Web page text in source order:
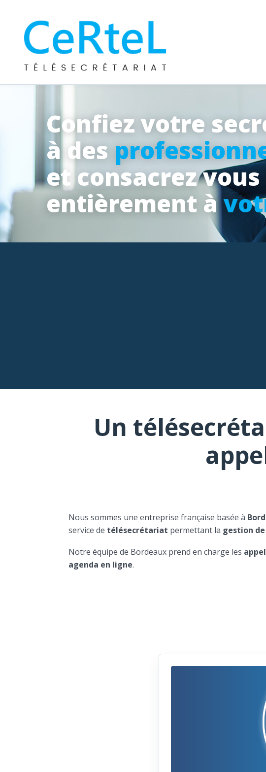
Confiez votre
à des
et consacrez vous
entièrement à
Un
Nous sommes une entreprise française basée à
service de télésecrétariat permettant la gestion
Notre équipe de Bordeaux prend en charge les
agenda en ligne.